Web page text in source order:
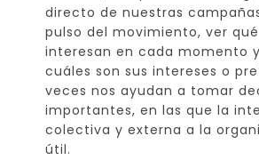
directo de nuestras
pulso del movimiento, ver
interesan en cada momento
cuáles son sus intereses o
veces nos ayudan a tomar
importantes, en las que la
colectiva y externa a la
útil.